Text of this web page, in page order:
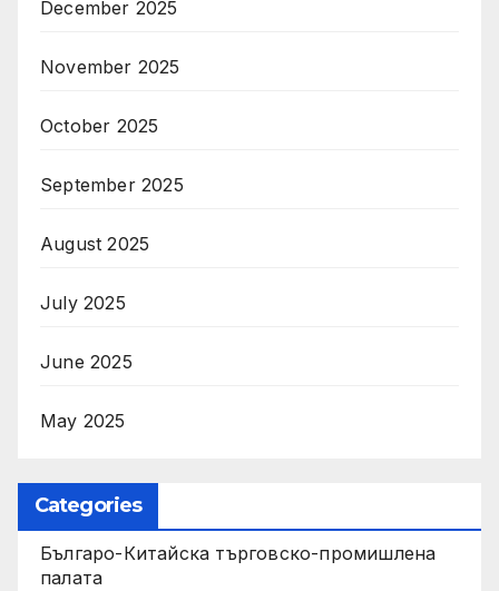
December 2025
November 2025
October 2025
September 2025
August 2025
July 2025
June 2025
May 2025
Categories
Българо-Китайска търговско-промишлена
палата